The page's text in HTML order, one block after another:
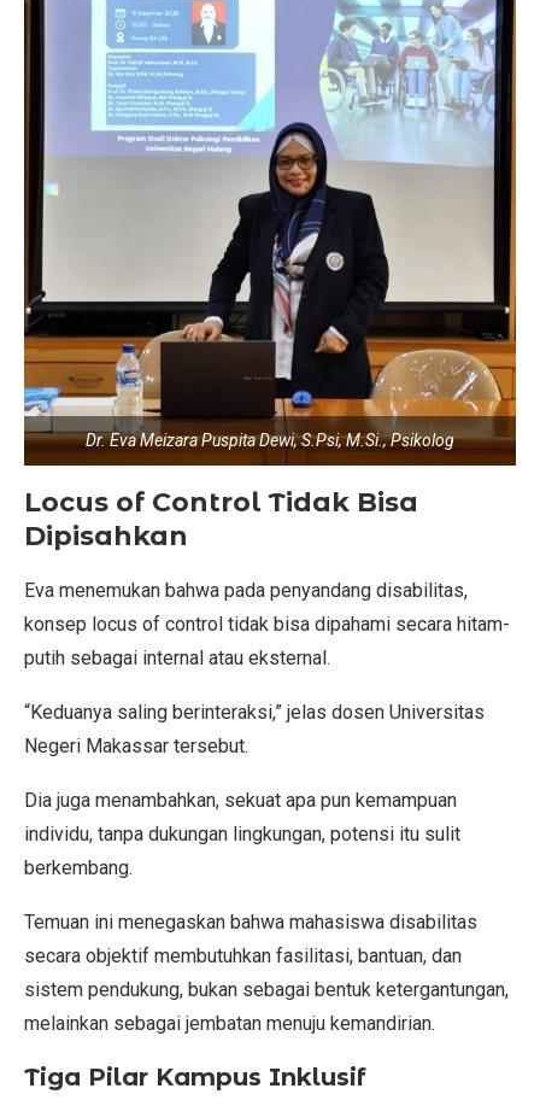
Dr. Eva Meizara Puspita Dewi, S.Psi, M.Si., Psikolog
Locus of Control Tidak Bisa
Dipisahkan
Eva menemukan bahwa pada penyandang disabilitas,
konsep locus of control tidak bisa dipahami secara hitam-
putih sebagai internal atau eksternal.
“Keduanya saling berinteraksi,” jelas dosen Universitas
Negeri Makassar tersebut.
Dia juga menambahkan, sekuat apa pun kemampuan
individu, tanpa dukungan lingkungan, potensi itu sulit
berkembang.
Temuan ini menegaskan bahwa mahasiswa disabilitas
secara objektif membutuhkan fasilitasi, bantuan, dan
sistem pendukung, bukan sebagai bentuk ketergantungan,
melainkan sebagai jembatan menuju kemandirian.
Tiga Pilar Kampus Inklusif